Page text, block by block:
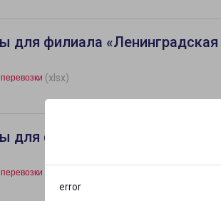
error
для филиала «Ленинградская
(xlsx)
для филиала «Новороссийск»